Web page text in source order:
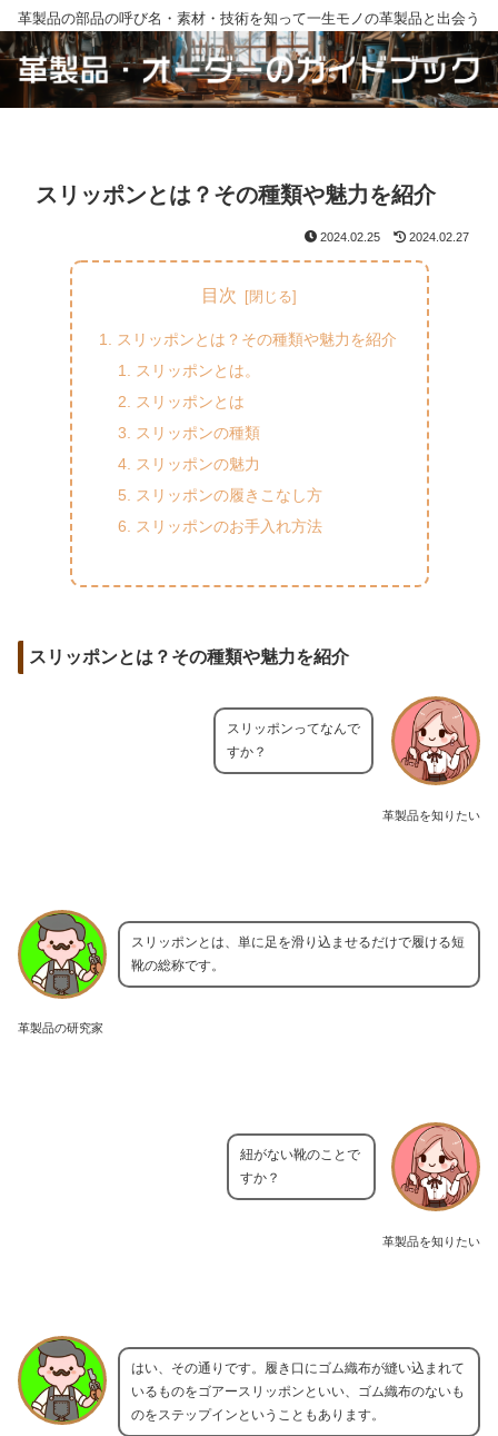
革製品の部品の呼び名・素材・技術を知って一生モノの革製品と出会う
スリッポンとは？その種類や魅力を紹介
2024.02.25 2024.02.27
目次
スリッポンとは？その種類や魅力を紹介
スリッポンとは。
スリッポンとは
スリッポンの種類
スリッポンの魅力
スリッポンの履きこなし方
スリッポンのお手入れ方法
スリッポンとは？その種類や魅力を紹介
革製品を知りたい
スリッポンってなんで
すか？
革製品の研究家
スリッポンとは、単に足を滑り込ませるだけで履ける短
靴の総称です。
革製品を知りたい
紐がない靴のことで
すか？
はい、その通りです。履き口にゴム織布が縫い込まれて
いるものをゴアースリッポンといい、ゴム織布のないも
のをステップインということもあります。